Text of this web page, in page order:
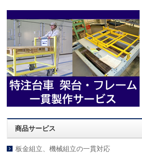
商品サービス
板金組立、機械組立の一貫対応